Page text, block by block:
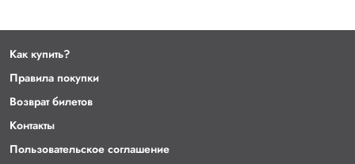
Как купить?
Правила покупки
Возврат билетов
Контакты
Пользовательское соглашение